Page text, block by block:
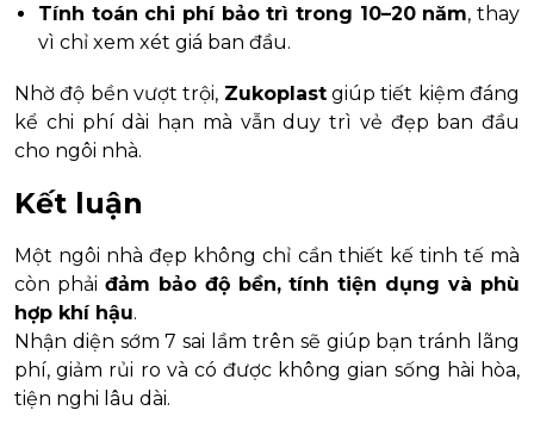
Tính toán chi phí bảo trì trong 10–20 năm, thay
vì chỉ xem xét giá ban đầu.
Nhờ độ bền vượt trội, Zukoplastgiúp tiết kiệm đáng
kể chi phí dài hạn mà vẫn duy trì vẻ đẹp ban đầu
cho ngôi nhà.
Kết luận
Một ngôi nhà đẹp không chỉ cần thiết kế tinh tế mà
còn phải đảm bảo độ bền, tính tiện dụng và phù
hợp khí hậu.
Nhận diện sớm 7 sai lầm trên sẽ giúp bạn tránh lãng
phí, giảm rủi ro và có được không gian sống hài hòa,
tiện nghi lâu dài.